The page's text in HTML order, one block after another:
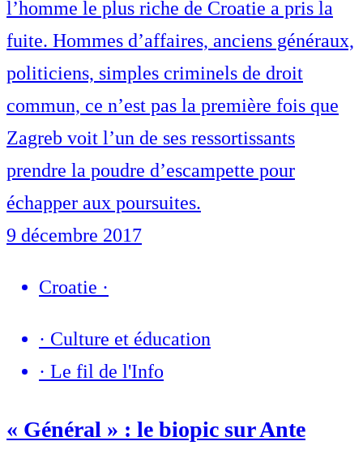
l’homme le plus riche de Croatie a pris la
fuite. Hommes d’affaires, anciens généraux,
politiciens, simples criminels de droit
commun, ce n’est pas la première fois que
Zagreb voit l’un de ses ressortissants
prendre la poudre d’escampette pour
échapper aux poursuites.
9 décembre 2017
Croatie ·
· Culture et éducation
· Le fil de l'Info
« Général » : le biopic sur Ante